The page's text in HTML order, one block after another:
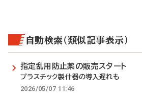
自動検索（類似記事表示）
指定乱用防止薬の販売スタート
プラスチック製什器の導入遅れも
2026/05/07 11:46